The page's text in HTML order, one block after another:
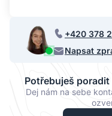
+420 378
068
Napsat
Potřebuješ
Dej nám na sebe